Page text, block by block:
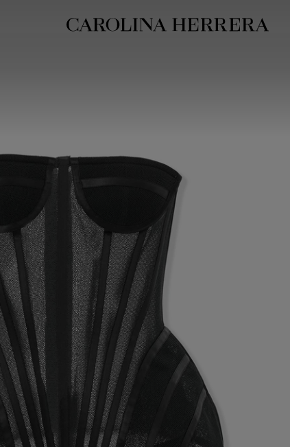
بيان إمكانية الوصول (الرابط)